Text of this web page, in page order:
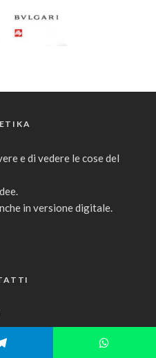
e di vedere le cose del
in versione digitale.
S.r.l.
(Va)